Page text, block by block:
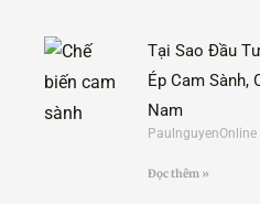
Tại Sao Đầu
Ép Cam Sành,
Nam
PaulnguyenOnline
Đọc thêm »